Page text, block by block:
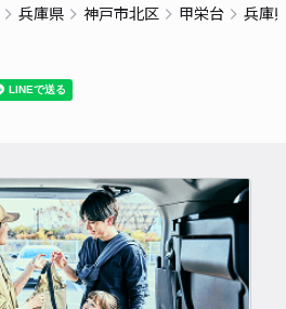
兵庫県 神戸市北区 甲栄台 兵庫